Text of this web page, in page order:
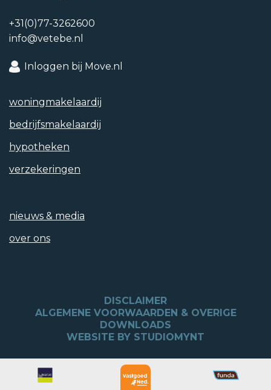
+31(0)77-3262600
info@vetebe.nl
Inloggen bij Move.nl
woning­makelaardij
bedrijfs­makelaardij
hypotheken
verzekeringen
nieuws & media
over ons
DISCLAIMER
ALGEMENE VOORWAARDEN & OVERIGE
DOWNLOADS
WEBSITE BY STUDIOMYNT